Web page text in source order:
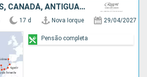
ESTADOS UNIDOS, CANADÁ, ANTÍGUA E BARBUDA, PORTUGAL, TENERIFE, LANZAROTE, MARROCOS
17 d Nova Iorque 29/04/2027
Pensão completa